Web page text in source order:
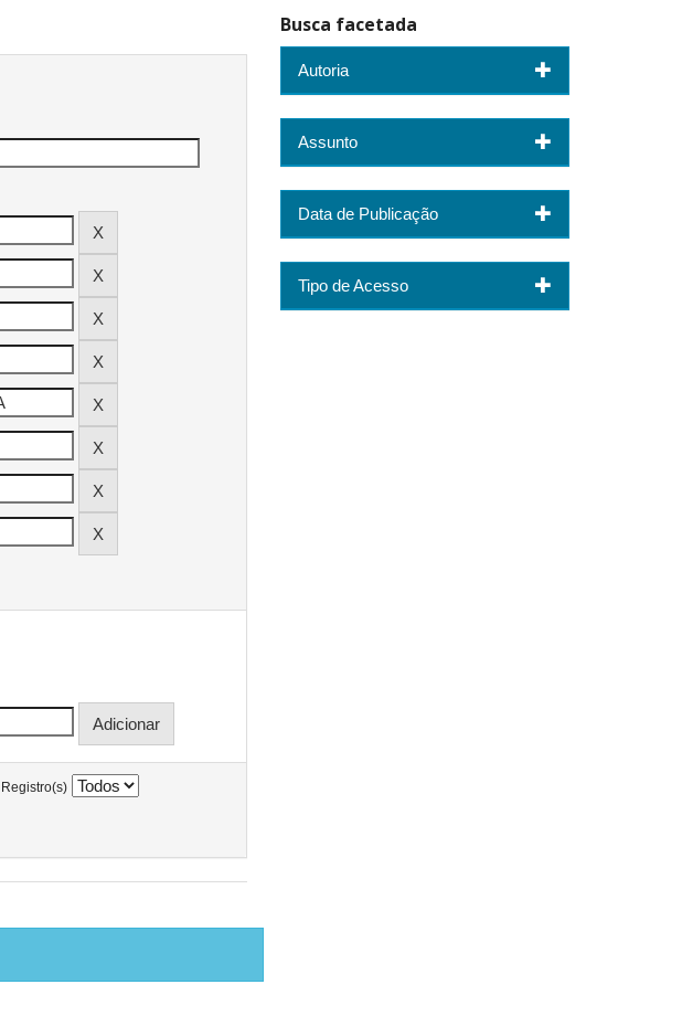
Registro(s)
Busca facetada
Autoria
Assunto
Data de Publicação
Tipo de Acesso